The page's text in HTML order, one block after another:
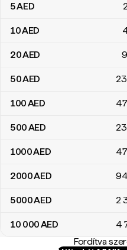
5AED
10AED
20AED
50AED
100AED
500AED
1000AED
2000AED
5000AED 2
10 000AED 4
Fordítva